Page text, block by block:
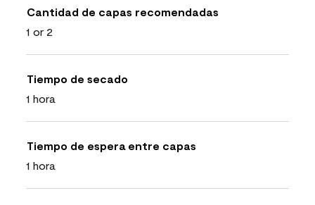
Cantidad de capas recomendadas
1 or 2
Tiempo de secado
1 hora
Tiempo de espera entre capas
1 hora